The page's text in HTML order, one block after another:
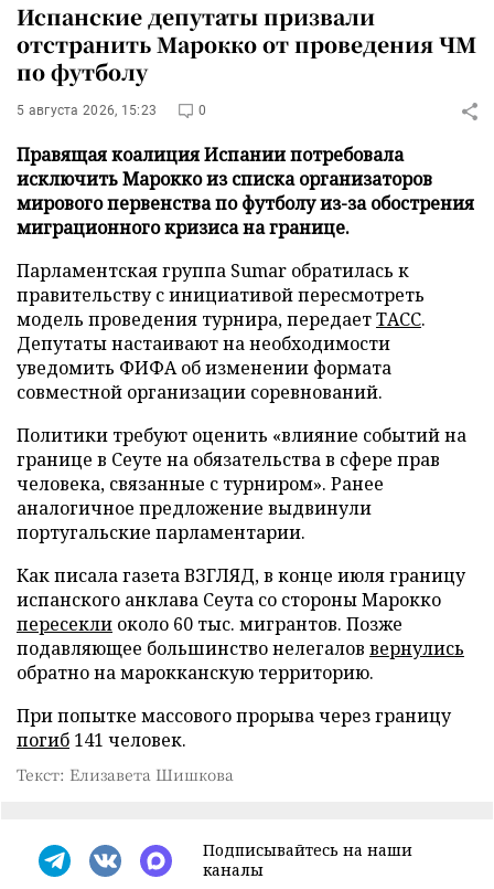
Испанские депутаты призвали
отстранить Марокко от проведения ЧМ
по футболу
5 августа 2026, 15:23 0
Правящая коалиция Испании потребовала
исключить Марокко из списка организаторов
мирового первенства по футболу из-за обострения
миграционного кризиса на границе.
Парламентская группа Sumar обратилась к
правительству с инициативой пересмотреть
модель проведения турнира, передаетТАСС.
Депутаты настаивают на необходимости
уведомить ФИФА об изменении формата
совместной организации соревнований.
Политики требуют оценить «влияние событий на
границе в Сеуте на обязательства в сфере прав
человека, связанные с турниром». Ранее
аналогичное предложение выдвинули
португальские парламентарии.
Как писала газета ВЗГЛЯД, в конце июля границу
испанского анклава Сеута со стороны Марокко
пересекли около 60 тыс. мигрантов. Позже
подавляющее большинство нелегалов вернулись
обратно на марокканскую территорию.
При попытке массового прорыва через границу
погиб 141 человек.
Текст: Елизавета Шишкова
Подписывайтесь на наши
каналы